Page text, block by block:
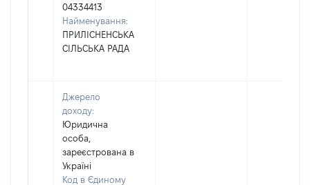
04334413
Найменування:
ПРИЛІСНЕНСЬКА
СІЛЬСЬКА РАДА
Джерело
доходу:
Юридична
особа,
зареєстрована в
Україні
Код в Єдиному